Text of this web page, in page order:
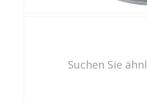
Suchen Sie